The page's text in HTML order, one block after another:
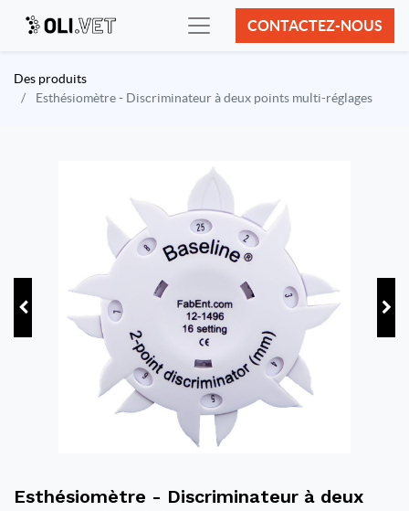
CONTACTEZ-NOUS
Des produits
Esthésiomètre - Discriminateur à deux points multi-réglages
Esthésiomètre - Discriminateur à deux